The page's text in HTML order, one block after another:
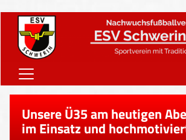
Home
Onlineshop
Unsere Ü35 am heutigen
im Einsatz und